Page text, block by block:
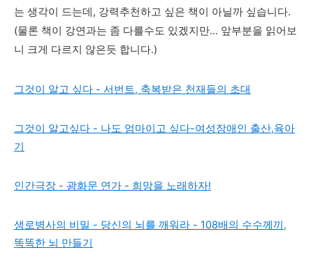
는 생각이 드는데, 강력추천하고 싶은 책이 아닐까 싶습니다.
(물론 책이 강연과는 좀 다를수도 있겠지만... 앞부분을 읽어보
니 크게 다르지 않은듯 합니다.)
그것이 알고 싶다 - 서번트, 축복받은 천재들의 초대
그것이 알고싶다 - 나도 엄마이고 싶다-여성장애인 출산,육아
기
인간극장 - 광화문 연가 - 희망을 노래하자!
생로병사의 비밀 - 당신의 뇌를 깨워라 - 108배의 수수께끼,
똑똑한 뇌 만들기